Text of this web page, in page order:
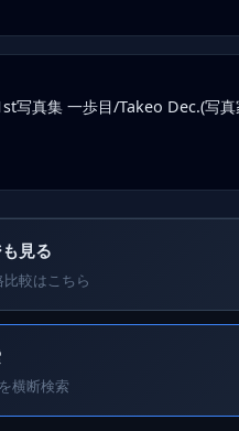
写真集 一歩目/Takeo Dec.(写
見る
較はこちら
横断検索